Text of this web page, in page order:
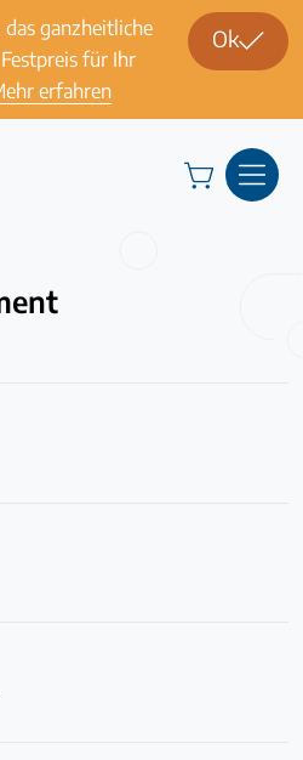
ganzheitliche
für Ihr
erfahren
Ok